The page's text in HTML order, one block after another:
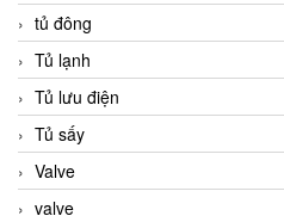
tủ đông
Tủ lạnh
Tủ lưu điện
Tủ sấy
Valve
valve